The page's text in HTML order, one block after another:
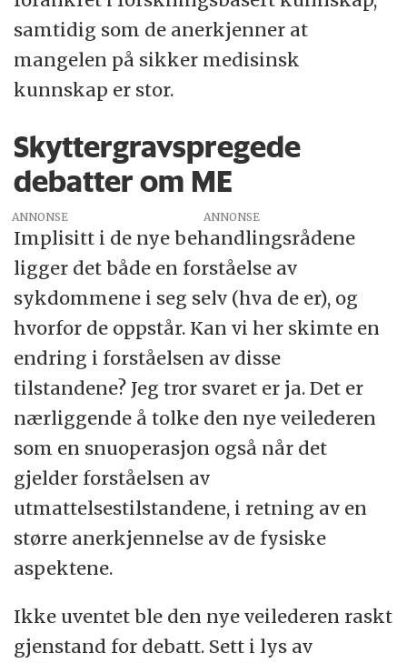
samtidig som de anerkjenner at
mangelen på sikker medisinsk
kunnskap er stor.
Skyttergravspregede
debatter om ME
ANNONSE
Implisitt i de nye behandlingsrådene
ligger det både en forståelse av
sykdommene i seg selv (hva de er), og
hvorfor de oppstår. Kan vi her skimte en
endring i forståelsen av disse
tilstandene? Jeg tror svaret er ja. Det er
nærliggende å tolke den nye veilederen
som en snuoperasjon også når det
gjelder forståelsen av
utmattelsestilstandene, i retning av en
større anerkjennelse av de fysiske
aspektene.
Ikke uventet ble den nye veilederen raskt
gjenstand for debatt. Sett i lys av